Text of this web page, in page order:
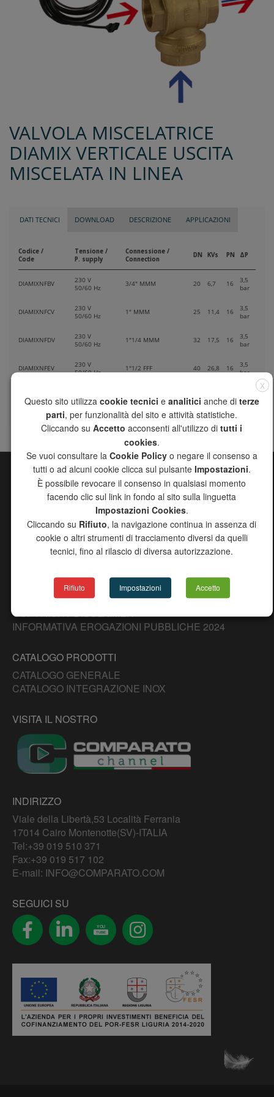
VALVOLA MISCELATRICE
DIAMIX VERTICALE USCITA
MISCELATA IN LINEA
DATI TECNICI DOWNLOAD DESCRIZIONE APPLICAZIONI
Codice /
Code
Tensione /
P. supply
Connessione /
Connection
DN KVs PN ΔP
DIAMIXNFBV
230 V
50/60 Hz
3/4" MMM 20 6,7 16
3,5
bar
DIAMIXNFCV
230 V
50/60 Hz
1" MMM 25 11,4 16
3,5
bar
DIAMIXNFDV
230 V
50/60 Hz
1"1/4 MMM 32 17,5 16
3,5
bar
DIAMIXNFEV
230 V
50/60 Hz
1"1/2 FFF 40 26,8 16
3,5
bar
DIAMIXNFFV
50/60 Hz
50 52,6 16
bar
MAPPA DEL SITO
AZIENDA
PRODOTTI
RICERCA AGENTI
DOWNLOAD
CONTATTI
COPYRIGHT DISCLAIMER
INFORMATIVA EROGAZIONI PUBBLICHE 2024
CATALOGO PRODOTTI
CATALOGO GENERALE
CATALOGO INTEGRAZIONE INOX
VISITA IL NOSTRO
INDIRIZZO
Viale della Libertà,53 Località Ferrania
17014 Cairo Montenotte(SV)-ITALIA
Tel:+39 019 510 371
Fax:+39 019 517 102
E-mail: INFO@COMPARATO.COM
SEGUICI SU
YOU
TUBE
X
Questo sito utilizza cookie tecnici e analitici anche di terze
parti, per funzionalità del sito e attività statistiche.
Cliccando su Accetto acconsenti all'utilizzo di tutti i
cookies.
Se vuoi consultare la Cookie Policyo negare il consenso a
tutti o ad alcuni cookie clicca sul pulsante Impostazioni.
È possibile revocare il consenso in qualsiasi momento
facendo clic sul link in fondo al sito sulla linguetta
Impostazioni Cookies.
Cliccando su Rifiuto, la navigazione continua in assenza di
cookie o altri strumenti di tracciamento diversi da quelli
tecnici, fino al rilascio di diversa autorizzazione.
Rifiuto Impostazioni Accetto